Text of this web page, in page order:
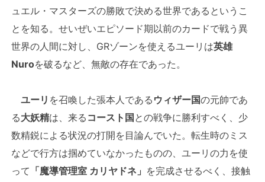
ュエル・マスターズの勝敗で決める世界であるというこ
とを知る。せいぜいエピソード期以前のカードで戦う異
世界の人間に対し、GRゾーンを使えるユーリは英雄
Nuroを破るなど、無敵の存在であった。
ユーリ を召喚した張本人である ウィザー国の元帥であ
る大妖精は、来る コースト国 との戦争に勝利すべく、少
数精鋭による状況の打開を目論んでいた。転生時のミス
などで行方は掴めていなかったものの、ユーリの力を使
って 「魔導管理室 カリヤドネ」 を完成させるべく、接触